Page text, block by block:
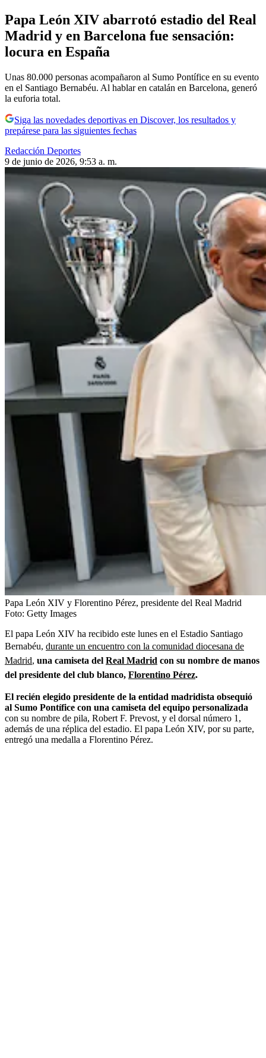
Papa León XIV abarrotó estadio del Real
Madrid y en Barcelona fue sensación:
locura en España
Unas 80.000 personas acompañaron al Sumo Pontífice en su evento
en el Santiago Bernabéu. Al hablar en catalán en Barcelona, generó
la euforia total.
Siga las novedades deportivas en Discover, los resultados y
prepárese para las siguientes fechas
Redacción Deportes
9 de junio de 2026, 9:53 a. m.
Papa León XIV y Florentino Pérez, presidente del Real Madrid
Foto: Getty Images
El papa León XIV ha recibido este lunes en el Estadio Santiago
Bernabéu, durante un encuentro con la comunidad diocesana de
Madrid, una camiseta del Real Madrid con su nombre de manos
del presidente del club blanco, Florentino Pérez.
El recién elegido presidente de la entidad madridista obsequió
al Sumo Pontífice con una camiseta del equipo personalizada
con su nombre de pila, Robert F. Prevost, y el dorsal número 1,
además de una réplica del estadio. El papa León XIV, por su parte,
entregó una medalla a Florentino Pérez.